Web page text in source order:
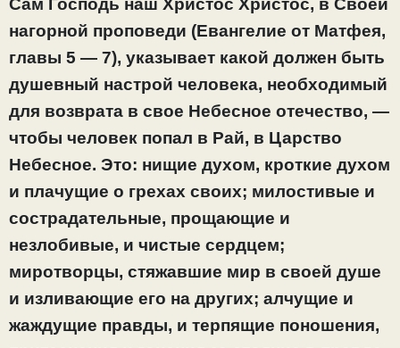
нагорной проповеди (Евангелие от Матфея,
главы 5 — 7), указывает какой должен быть
душевный настрой человека, необходимый
для возврата в свое Небесное отечество, —
чтобы человек попал в Рай, в Царство
Небесное. Это: нищие духом, кроткие духом
и плачущие о грехах своих; милостивые и
сострадательные, прощающие и
незлобивые, и чистые сердцем;
миротворцы, стяжавшие мир в своей душе
и изливающие его на других; алчущие и
жаждущие правды, и терпящие поношения,